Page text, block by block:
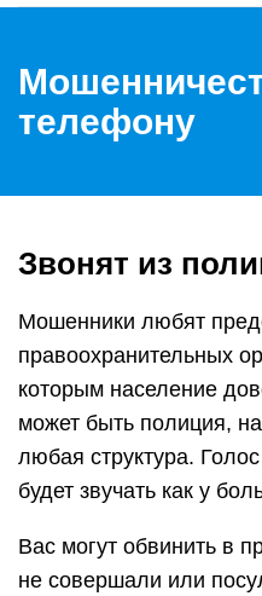
телефону
Звонят из
Мошенники любят
правоохранительных
которым население
может быть полиция,
любая структура.
будет звучать как у
Вас могут обвинить в
не совершали или